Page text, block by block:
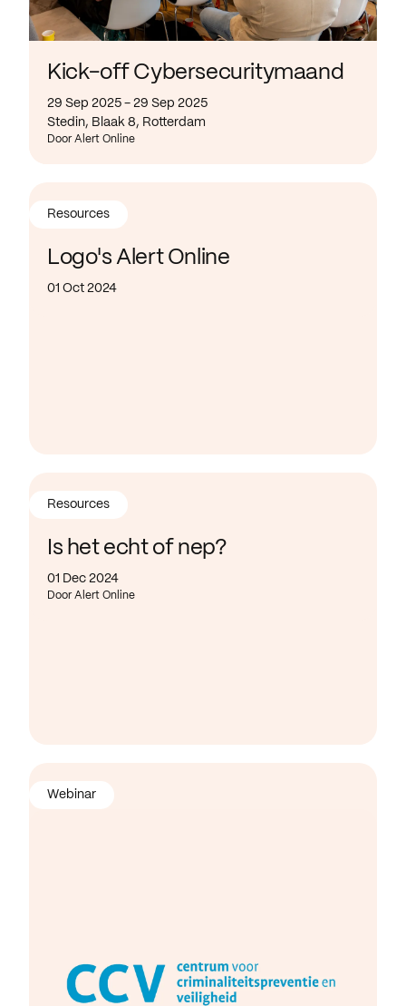
Kick-off Cybersecuritymaand
29 Sep 2025 - 29 Sep 2025
Stedin, Blaak 8, Rotterdam
Door Alert Online
Logo's Alert Online
01 Oct 2024
Resources
Is het echt of nep?
01 Dec 2024
Door Alert Online
Resources
Webinar